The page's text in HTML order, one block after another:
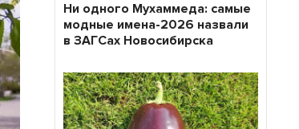
Ни одного Мухаммеда: самые
модные имена-2026 назвали
в ЗАГСах Новосибирска